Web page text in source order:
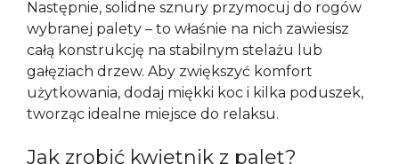
Następnie, solidne sznury przymocuj do rogów
wybranej palety – to właśnie na nich zawiesisz
całą konstrukcję na stabilnym stelażu lub
gałęziach drzew. Aby zwiększyć komfort
użytkowania, dodaj miękki koc i kilka poduszek,
tworząc idealne miejsce do relaksu.
Jak zrobić kwietnik z palet?